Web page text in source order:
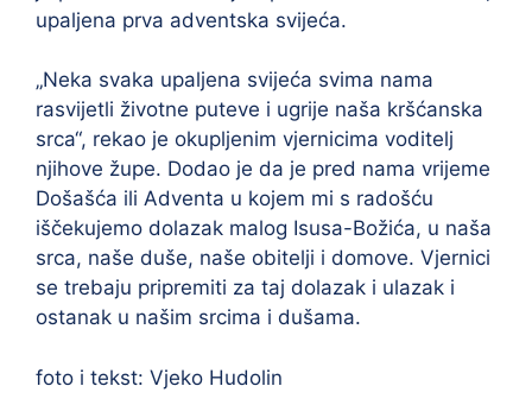
upaljena prva adventska svijeća.
„Neka svaka upaljena svijeća svima nama
rasvijetli životne puteve i ugrije naša kršćanska
srca“, rekao je okupljenim vjernicima voditelj
njihove župe. Dodao je da je pred nama vrijeme
Došašća ili Adventa u kojem mi s radošću
iščekujemo dolazak malog Isusa-Božića, u naša
srca, naše duše, naše obitelji i domove. Vjernici
se trebaju pripremiti za taj dolazak i ulazak i
ostanak u našim srcima i dušama.
foto i tekst: Vjeko Hudolin